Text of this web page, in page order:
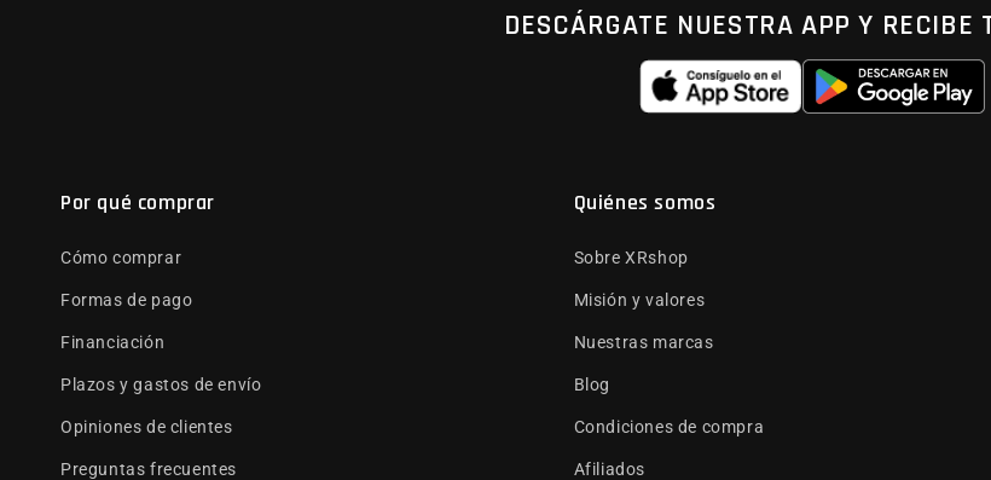
DESCÁRGATE NUESTRA APP Y RECIBE
Por qué comprar
Cómo comprar
Formas de pago
Financiación
Plazos y gastos de envío
Opiniones de clientes
Preguntas frecuentes
Quiénes somos
Sobre XRshop
Misión y valores
Nuestras marcas
Blog
Condiciones de compra
Afiliados